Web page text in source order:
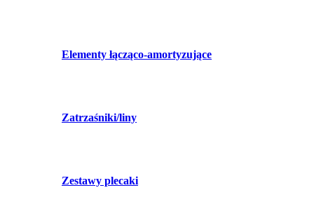
Elementy łącząco-amortyzujące
Zatrzaśniki/liny
Zestawy plecaki